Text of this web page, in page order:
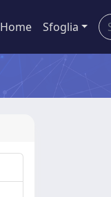
Home Sfoglia